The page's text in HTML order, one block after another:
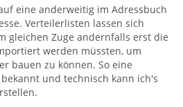
eine anderweitig im Adressbuch
Verteilerlisten lassen sich
gleichen Zuge andernfalls erst die
werden müssten, um
bauen zu können. So eine
und technisch kann ich's